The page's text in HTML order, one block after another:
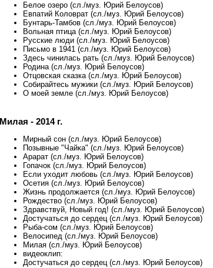
Белое озеро (сл./муз. Юрий Белоусов)
Евпатий Коловрат (сл./муз. Юрий Белоусов)
Бунтарь-Тамбов (сл./муз. Юрий Белоусов)
Вольная птица (сл./муз. Юрий Белоусов)
Русские люди (сл./муз. Юрий Белоусов)
Письмо в 1941 (сл./муз. Юрий Белоусов)
Здесь чинилась рать (сл./муз. Юрий Белоусов)
Родина (сл./муз. Юрий Белоусов)
Отцовская сказка (сл./муз. Юрий Белоусов)
Собирайтесь мужики (сл./муз. Юрий Белоусов)
О моей земле (сл./муз. Юрий Белоусов)
Милая - 2014 г.
Мирный сон (сл./муз. Юрий Белоусов)
Позывные "Чайка" (сл./муз. Юрий Белоусов)
Арарат (сл./муз. Юрий Белоусов)
Гопачок (сл./муз. Юрий Белоусов)
Если уходит любовь (сл./муз. Юрий Белоусов)
Осетия (сл./муз. Юрий Белоусов)
Жизнь продолжается (сл./муз. Юрий Белоусов)
Рождество (сл./муз. Юрий Белоусов)
Здравствуй, Новый год! (сл./муз. Юрий Белоусов)
Достучаться до сердец (сл./муз. Юрий Белоусов)
Рыба-сом (сл./муз. Юрий Белоусов)
Велосипед (сл./муз. Юрий Белоусов)
Милая (сл./муз. Юрий Белоусов)
видеоклип:
Достучаться до сердец (сл./муз. Юрий Белоусов)